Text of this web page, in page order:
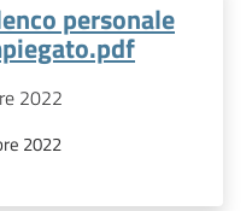
personale
2022
2022